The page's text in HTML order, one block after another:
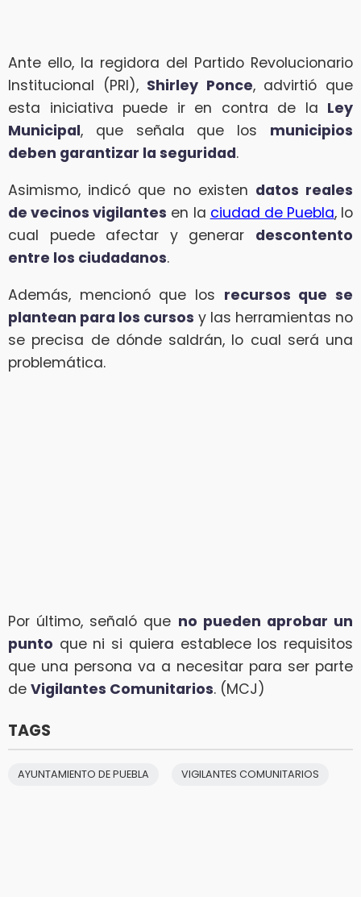
Ante ello, la regidora del Partido Revolucionario
Institucional (PRI), Shirley Ponce, advirtió que
esta iniciativa puede ir en contra de la Ley
Municipal, que señala que los municipios
deben garantizar la seguridad.
Asimismo, indicó que no existen datos reales
de vecinos vigilantes en la ciudad de Puebla, lo
cual puede afectar y generar descontento
entre los ciudadanos.
Además, mencionó que los recursos que se
plantean para los cursos y las herramientas no
se precisa de dónde saldrán, lo cual será una
problemática.
Por último, señaló que no pueden aprobar un
punto que ni si quiera establece los requisitos
que una persona va a necesitar para ser parte
de Vigilantes Comunitarios. (MCJ)
TAGS
AYUNTAMIENTO DE PUEBLA VIGILANTES COMUNITARIOS